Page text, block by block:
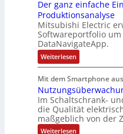
s
i
t
i
v
e
M
o
m
e
n
t
i
k
-
G
e
s
h
ä
f
t
S
y
s
t
è
m
s
:
Q
2
-
u
e
r
V
e
r
t
r
i
e
b
s
Der ganz einfache
Produktionsanalyse
Mitsubishi Electric
Softwareportfolio
DataNavigateApp.
Weiterlesen:
D
r
g
a
n
z
e
i
Mit dem Smartphone
Im Schaltschrank-
die Qualität
maßgeblich von der
Weiterlesen: